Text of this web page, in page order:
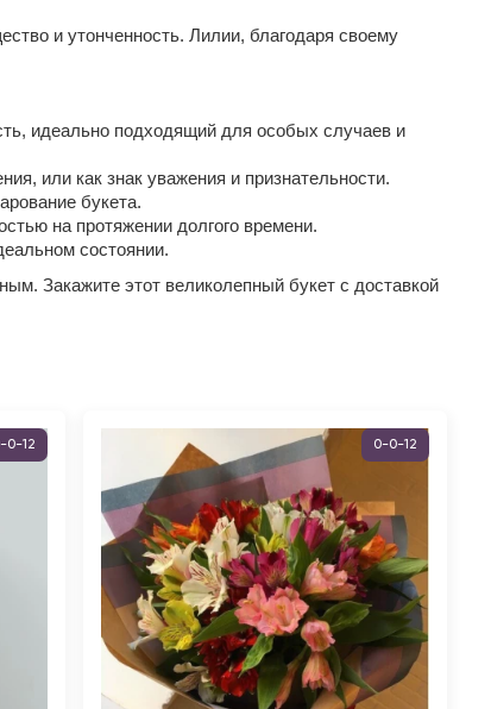
и утонченность. Лилии, благодаря своему
идеально подходящий для особых случаев и
или как знак уважения и признательности.
букета.
на протяжении долгого времени.
состоянии.
Закажите этот великолепный букет с доставкой
0-12 0-0-12